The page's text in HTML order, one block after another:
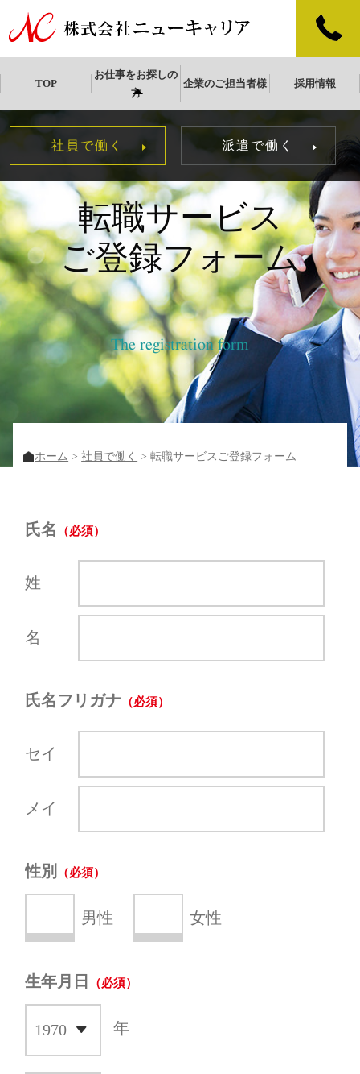
TOP
お仕事をお探しの
方
企業のご担当者様 採用情報
社員で働く 派遣で働く
転職サービス
ご登録フォーム
The registration form
ホーム 社員で働く 転職サービスご登録フォーム
氏名
姓
名
氏名フリガナ
セイ
メイ
性別
男性 女性
生年月日
年